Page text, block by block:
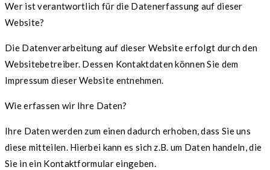
Wer ist verantwortlich für die Datenerfassung auf dieser
Website?
Die Datenverarbeitung auf dieser Website erfolgt durch den
Websitebetreiber. Dessen Kontaktdaten können Sie dem
Impressum dieser Website entnehmen.
Wie erfassen wir Ihre Daten?
Ihre Daten werden zum einen dadurch erhoben, dass Sie uns
diese mitteilen. Hierbei kann es sich z.B. um Daten handeln, die
Sie in ein Kontaktformular eingeben.